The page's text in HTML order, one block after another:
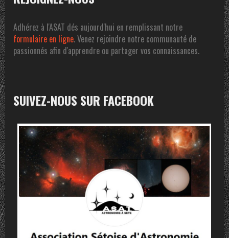
Adhérez à l'ASAT dés aujourd'hui en remplissant notre
formulaire en ligne. Venez rejoindre notre communauté de
passionnés afin d'apprendre ou partager vos connaissances.
SUIVEZ-NOUS SUR FACEBOOK